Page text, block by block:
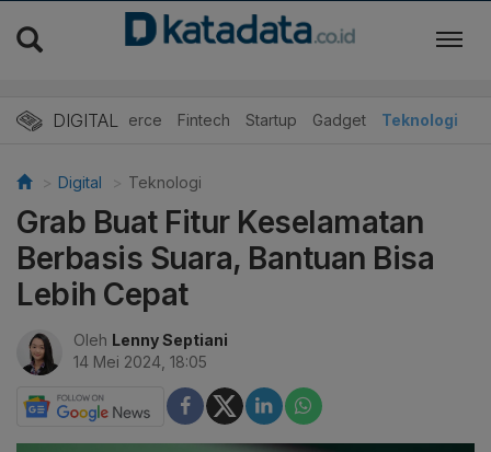
DIGITAL
E-Commerce Fintech Startup Gadget Teknologi
Digital Teknologi
Grab Buat Fitur Keselamatan
Berbasis Suara, Bantuan Bisa
Lebih Cepat
Oleh Lenny Septiani
14 Mei 2024, 18:05